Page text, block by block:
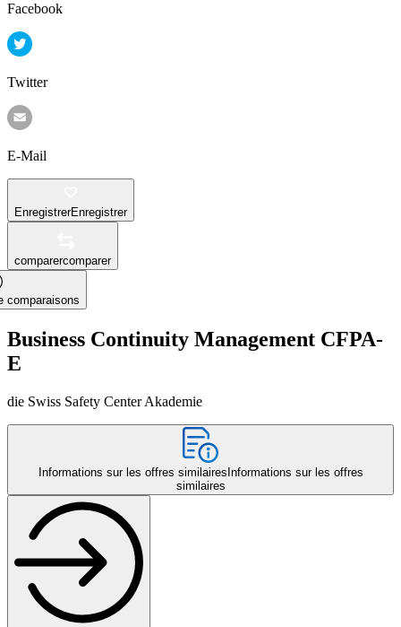
Facebook
Twitter
E-Mail
EnregistrerEnregistrer
comparercomparer
comparaisons
Business Continuity Management CFPA-
E
die Swiss Safety Center Akademie
Informations sur les offres similaires Informations sur les offres
similaires